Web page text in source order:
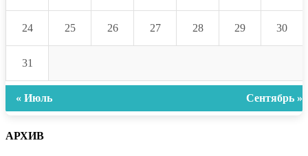
24 25 26 27 28 29 30
31
« Июль Сентябрь »
АРХИВ